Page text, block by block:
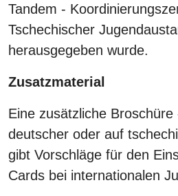
Tandem -
Tschechischer
herausgegeben wurde.
Zusatzmaterial
Eine zusätzliche Broschüre
deutscher oder auf
gibt Vorschläge für den
Cards bei internationalen